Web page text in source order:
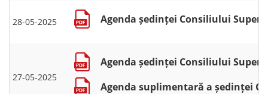
28-05-2025 Agenda ședinței Consiliului
27-05-2025
Agenda ședinței Consiliului
Agenda suplimentară a ședinței